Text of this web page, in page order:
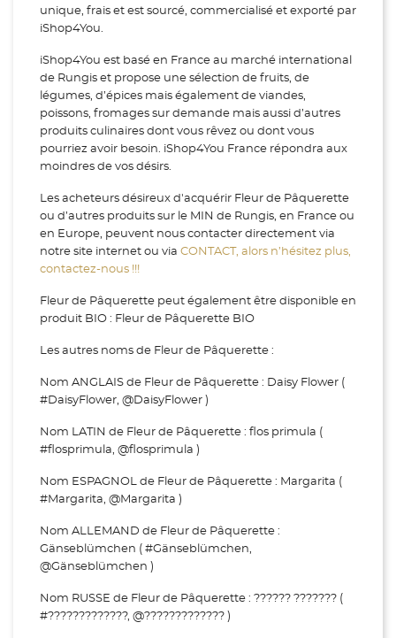
unique, frais et est sourcé, commercialisé et exporté par
iShop4You.
iShop4You est basé en France au marché international
de Rungis et propose une sélection de fruits, de
légumes, d’épices mais également de viandes,
poissons, fromages sur demande mais aussi d’autres
produits culinaires dont vous rêvez ou dont vous
pourriez avoir besoin. iShop4You France répondra aux
moindres de vos désirs.
Les acheteurs désireux d'acquérir Fleur de Pâquerette
ou d’autres produits sur le MIN de Rungis, en France ou
en Europe, peuvent nous contacter directement via
notre site internet ou via CONTACT, alors n’hésitez plus,
contactez-nous !!!
Fleur de Pâquerette peut également être disponible en
produit BIO : Fleur de Pâquerette BIO
Les autres noms de Fleur de Pâquerette :
Nom ANGLAIS de Fleur de Pâquerette : Daisy Flower (
#DaisyFlower, @DaisyFlower )
Nom LATIN de Fleur de Pâquerette : flos primula (
#flosprimula, @flosprimula )
Nom ESPAGNOL de Fleur de Pâquerette : Margarita (
#Margarita, @Margarita )
Nom ALLEMAND de Fleur de Pâquerette :
Gänseblümchen ( #Gänseblümchen,
@Gänseblümchen )
Nom RUSSE de Fleur de Pâquerette : ?????? ??????? (
#?????????????, @????????????? )